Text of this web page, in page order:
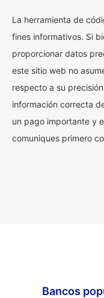
La herramienta de
fines informativos. Si
proporcionar datos
este sitio web no
respecto a su
información correcta
un pago importante y
comuniques primero
Bancos